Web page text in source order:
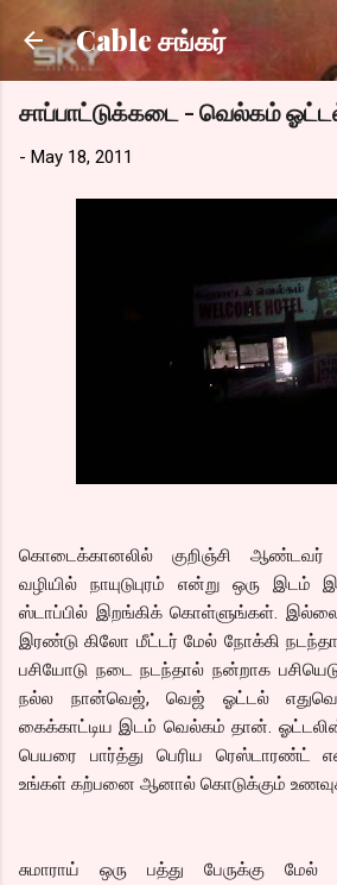
Skip to main content
Cable சங்கர்
சாப்பாட்டுக்கடை - வெல்கம்
- May 18, 2011
கொடைக்கானலில் குறிஞ்சி ஆண்டவர்
வழியில் நாயுடுபுரம் என்று ஒரு
ஸ்டாப்பில் இறங்கிக் கொள்ளுங்கள்.
இரண்டு கிலோ மீட்டர் மேல் நோக்கி
பசியோடு நடை நடந்தால் நன்றாக
நல்ல நான்வெஜ், வெஜ் ஓட்டல்
கைக்காட்டிய இடம் வெல்கம் தான்.
பெயரை பார்த்து பெரிய ரெஸ்டாரண்ட்
உங்கள் கற்பனை ஆனால் கொடுக்கும்
சுமாராய் ஒரு பத்து பேருக்கு மேல்